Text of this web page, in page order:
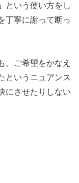
という使い方をし
丁寧に謝って断っ
、ご希望をかなえ
というニュアンス
にさせたりしない